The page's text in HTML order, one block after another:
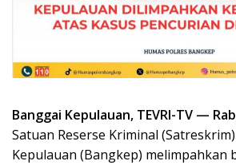
Banggai Kepulauan, TEVRI-TV —
Satuan Reserse Kriminal
Kepulauan (Bangkep) melimpahkan